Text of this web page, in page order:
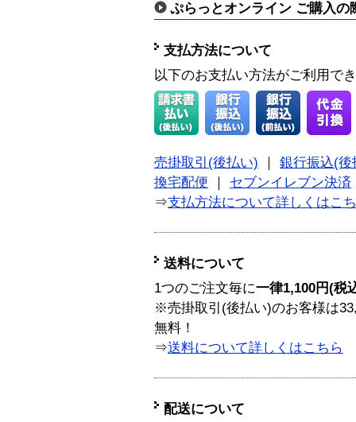
ぷらっとオンライン ご購入の
支払方法について
以下のお支払い方法がご利用で
売掛取引(後払い)
銀行振込(後
換宅配便
セブンイレブン決済
⇒支払方法について詳しくはこ
送料について
1つのご注文毎に一律1,100円(税
※売掛取引(後払い)のお客様は
無料！
⇒送料について詳しくはこちら
配送について